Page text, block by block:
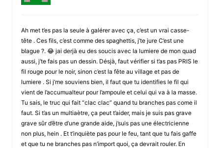
Ah met t’es pas la seule à galérer avec ça, c’est un vrai casse-
tête . Ces fils, c’est comme des spaghettis, j’te jure C’est une
blague ?. 😂 jai derjà eu des soucis avec la lumiere de mon quad
aussi, j’te fais pas un dessin. Désjà, faut vérifier si t’as pas PRIS le
fil rouge pour le noir, sinon c’est la fête au village et pas de
lumiere . Si j’me souviens bien, il faut que tu identifies le fil qui
vient de l’accumualteur pour l’ampoule et celui qui va à la masse.
Tu sais, le truc qui fait “clac clac” quand tu branches pas come il
faut. Si t’as un multiaètre, ça peut t’aider, mais je suis pas grave
grave sûr d’être d’une grande aide, j’suis pas une électricienne
non plus, hein . Et t’inquiète pas pour le feu, tant que tu fais gaffe
et que tu ne branches pas n’import quoi, ça devrait rouler. En